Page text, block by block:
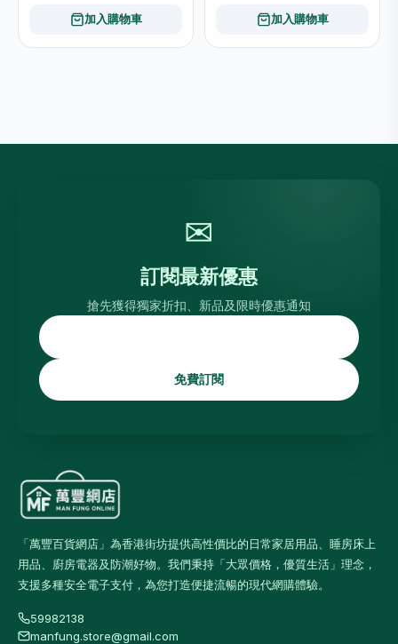
加入購物車 加入購物車
✉
訂閱最新優惠
搶先獲得獨家折扣、新品及限時優惠通知
免費訂閱
「萬豐百貨網店」為香港街坊提供高性價比的日常家居用品、睡房床上
用品、廚房電器及防潮好物。我們秉持「大眾價格，優質生活」理念，
支援多種安全電子支付，為您打造便捷流暢的現代網購體驗。
59982138
manfung.store@gmail.com